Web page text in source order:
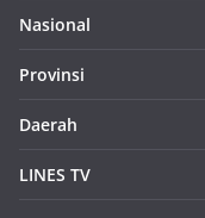
Nasional
Provinsi
Daerah
LINES TV